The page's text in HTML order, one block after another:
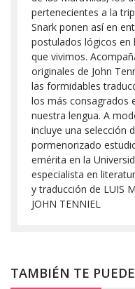
pertenecientes a la
Snark ponen así en
postulados lógicos en
que vivimos.
originales de John
las formidables
los más consagrados
nuestra lengua. A
incluye una selección
pormenorizado
emérita en la
especialista en
y traducción de LUIS
JOHN TENNIEL
TAMBIÉN TE